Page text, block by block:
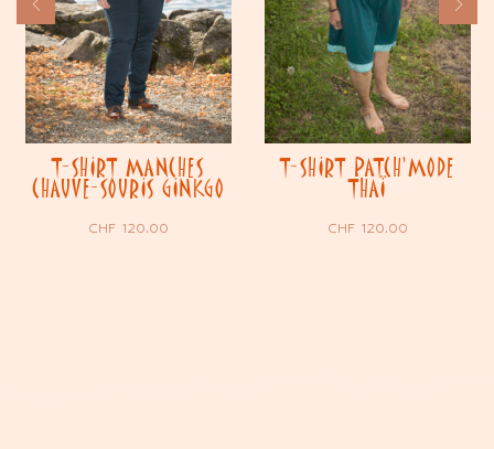
T-SHIRT MANCHES
CHAUVE-SOURIS GINKGO
CHF120.00
T-SHIRT PATCH’MODE
THAÏ
CHF120.00